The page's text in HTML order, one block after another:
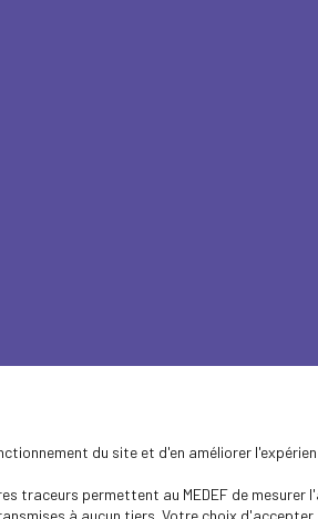
du site et d'en améliorer
traceurs permettent au MEDEF de
à aucun tiers. Votre choix